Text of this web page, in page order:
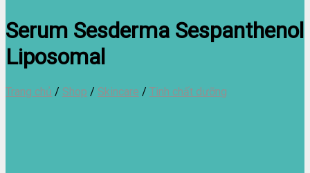
Serum Sesderma Sespanthenol
Liposomal
Trang chủ / Shop / Skincare / Tinh chất dưỡng